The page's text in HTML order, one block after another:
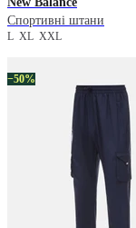
Спортивні штани
L XL XXL
−50%